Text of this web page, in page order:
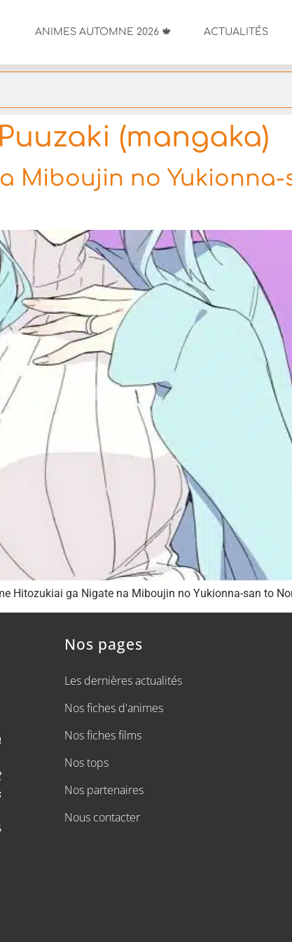
ANIMES AUTOMNE 2026 🍁 ACTUALITÉS
(mangaka)
Miboujin no
Hitozukiai ga Nigate na Miboujin no Yukionna-san to
Nos pages
Les dernières actualités
Nos fiches d'animes
Nos fiches films
Nos tops
Nos partenaires
Nous contacter